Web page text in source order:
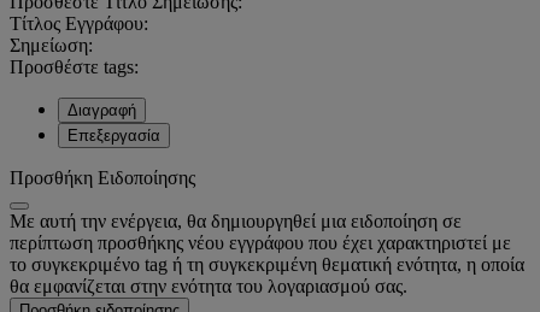
Τίτλος Εγγράφου:
Σημείωση:
Προσθέστε tags:
Διαγραφή
Επεξεργασία
Προσθήκη Ειδοποίησης
Με αυτή την ενέργεια, θα δημιουργηθεί μια ειδοποίηση σε
περίπτωση προσθήκης νέου εγγράφου που έχει χαρακτηριστεί με
το συγκεκριμένο tag ή τη συγκεκριμένη θεματική ενότητα, η οποία
θα εμφανίζεται στην ενότητα του λογαριασμού σας.